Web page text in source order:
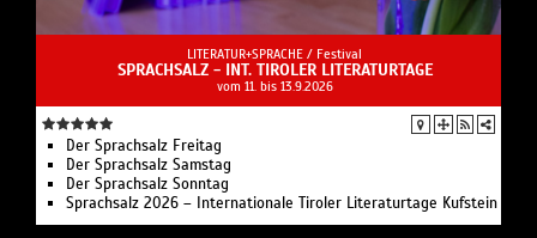
LITERATUR+SPRACHE / Festival
SPRACHSALZ - INT. TIROLER LITERATURTAGE
vom 11. bis 13.9.2026
Der Sprachsalz Freitag
Der Sprachsalz Samstag
Der Sprachsalz Sonntag
Sprachsalz 2026 – Internationale Tiroler Literaturtage Kufstein